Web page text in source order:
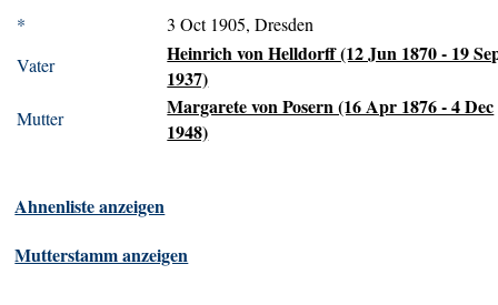
*
3 Oct 1905, Dresden
Vater
Heinrich von Helldorff (12 Jun 1870 - 19
1937)
Mutter
Margarete von Posern (16 Apr 1876 - 4 Dec
1948)
Ahnenliste anzeigen
Mutterstamm anzeigen